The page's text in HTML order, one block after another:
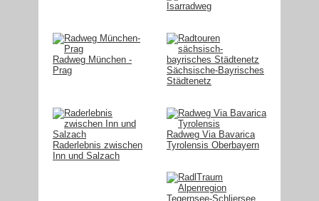
Isarradweg
Radweg München -
Prag
Sächsische-Bayrisches
Städtenetz
Raderlebnis zwischen
Inn und Salzach
Radweg Via Bavarica
Tyrolensis Oberbayern